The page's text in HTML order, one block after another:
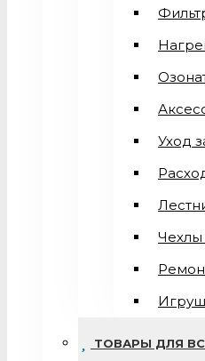
Уход
Чехлы
ТОВАРЫ ДЛЯ